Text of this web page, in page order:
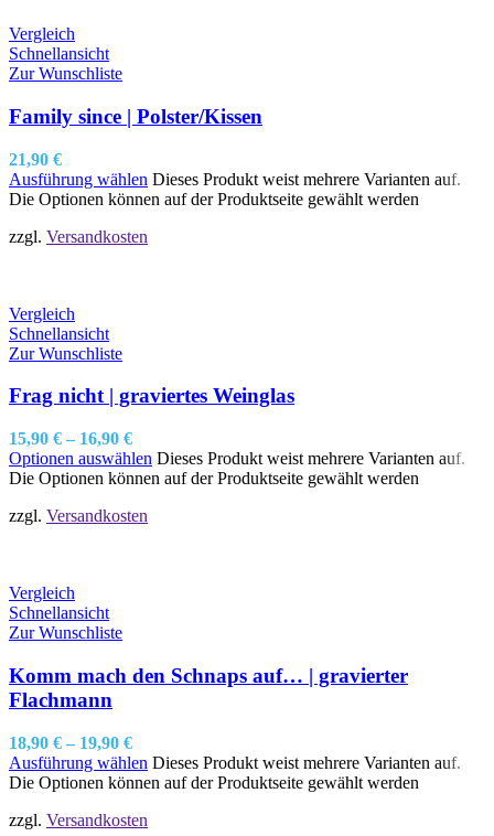
Vergleich
Schnellansicht
Zur Wunschliste
Family since | Polster/Kissen
21,90 €
Ausführung wählen Dieses Produkt weist mehrere Varianten auf.
Die Optionen können auf der Produktseite gewählt werden
zzgl. Versandkosten
Vergleich
Schnellansicht
Zur Wunschliste
Frag nicht | graviertes Weinglas
15,90 € – 16,90 €
Optionen auswählen Dieses Produkt weist mehrere Varianten auf.
Die Optionen können auf der Produktseite gewählt werden
zzgl. Versandkosten
Vergleich
Schnellansicht
Zur Wunschliste
Komm mach den Schnaps auf… | gravierter
Flachmann
18,90 € – 19,90 €
Ausführung wählen Dieses Produkt weist mehrere Varianten auf.
Die Optionen können auf der Produktseite gewählt werden
zzgl. Versandkosten